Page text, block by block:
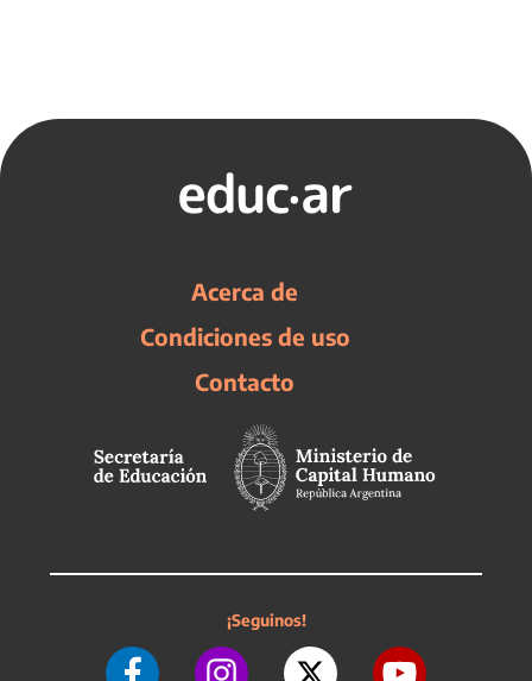
Acerca de
Condiciones de uso
Contacto
¡Seguinos!